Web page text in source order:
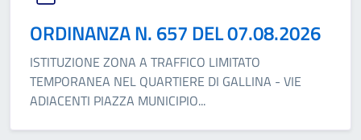
ORDINANZA N. 657 DEL 07.08.2026
ISTITUZIONE ZONA A TRAFFICO LIMITATO
TEMPORANEA NEL QUARTIERE DI GALLINA - VIE
ADIACENTI PIAZZA MUNICIPIO...